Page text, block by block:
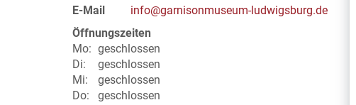
E-Mail
info@garnisonmuseum-ludwigsburg.de
Öffnungszeiten
Mo: geschlossen
Di:
geschlossen
Mi:
geschlossen
Do:
geschlossen